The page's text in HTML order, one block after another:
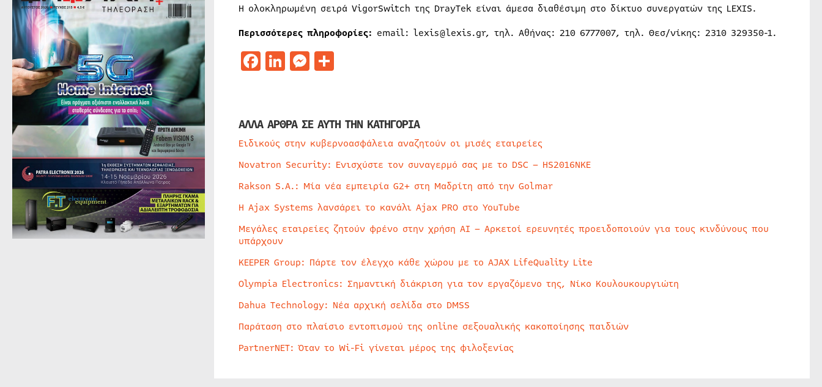
Η ολοκληρωμένη σειρά VigorSwitch της DrayTek είναι άμεσα διαθέσιμη στο δίκτυο συνεργατών της LEXIS.
Περισσότερες πληροφορίες: email: lexis@lexis.gr, τηλ. Αθήνας: 210 6777007, τηλ. Θεσ/νίκης: 2310 329350-1.
Facebook
LinkedIn
Messenger
Μοιραστείτε
ΑΛΛΑ ΑΡΘΡΑ ΣΕ ΑΥΤΗ ΤΗΝ ΚΑΤΗΓΟΡΙΑ
Ειδικούς στην κυβερνοασφάλεια αναζητούν οι μισές εταιρείες
Novatron Security: Ενισχύστε τον συναγερμό σας με το DSC – HS2016NKE
Rakson S.A.: Μία νέα εμπειρία G2+ στη Μαδρίτη από την Golmar
Η Ajax Systems λανσάρει το κανάλι Ajax PRO στο YouTube
Μεγάλες εταιρείες ζητούν φρένο στην χρήση AI – Αρκετοί ερευνητές προειδοποιούν για τους κινδύνους που
υπάρχουν
KEEPER Group: Πάρτε τον έλεγχο κάθε χώρου με το AJAX LifeQuality Lite
Olympia Electronics: Σημαντική διάκριση για τον εργαζόμενο της, Νίκο Κουλουκουργιώτη
Dahua Technology: Νέα αρχική σελίδα στο DMSS
Παράταση στο πλαίσιο εντοπισμού της online σεξουαλικής κακοποίησης παιδιών
PartnerNET: Όταν το Wi-Fi γίνεται μέρος της φιλοξενίας